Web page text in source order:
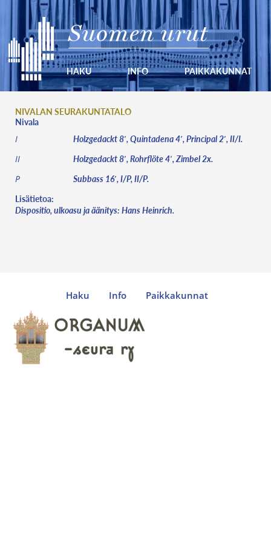
Suomen urut
HAKU INFO PAIKKAKUNNAT
NIVALAN SEURAKUNTATALO
Nivala
I Holzgedackt 8′, Quintadena 4′, Principal 2′, II/I.
II Holzgedackt 8′, Rohrflöte 4′, Zimbel 2x.
P
Subbass 16′, I/P, II/P.
Lisätietoa:
Dispositio, ulkoasu ja äänitys: Hans Heinrich.
Haku Info Paikkakunnat